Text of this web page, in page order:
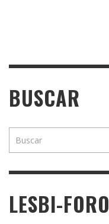
BUSCAR
LESBI-FORO